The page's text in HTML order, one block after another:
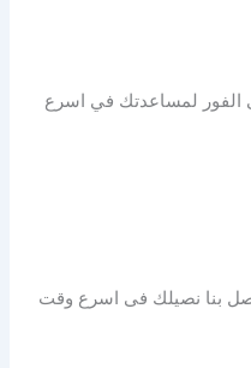
الفور لمساعدتك في اسرع
بنا نصيلك فى اسرع وقت